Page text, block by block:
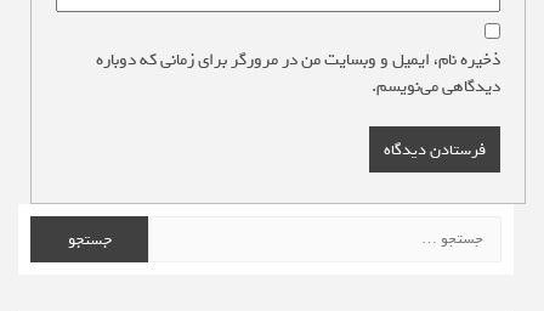
ذخیره نام، ایمیل و وبسایت من در مرورگر برای زمانی که دوباره
دیدگاهی می‌نویسم.
برای: